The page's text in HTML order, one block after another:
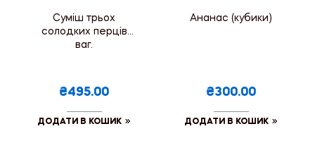
Суміш трьох
солодких перців
ваг.
₴495.00
ДОДАТИ В КОШИК
Ананас (кубики)
₴300.00
ДОДАТИ В КОШИК